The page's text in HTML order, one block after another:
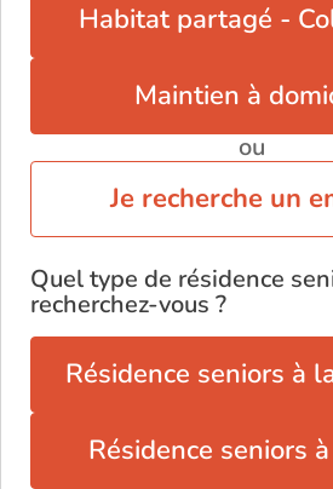
Habitat partagé -
Maintien à
ou
Je recherche un
Quel type de résidence
recherchez-vous ?
Résidence seniors à
Résidence seniors